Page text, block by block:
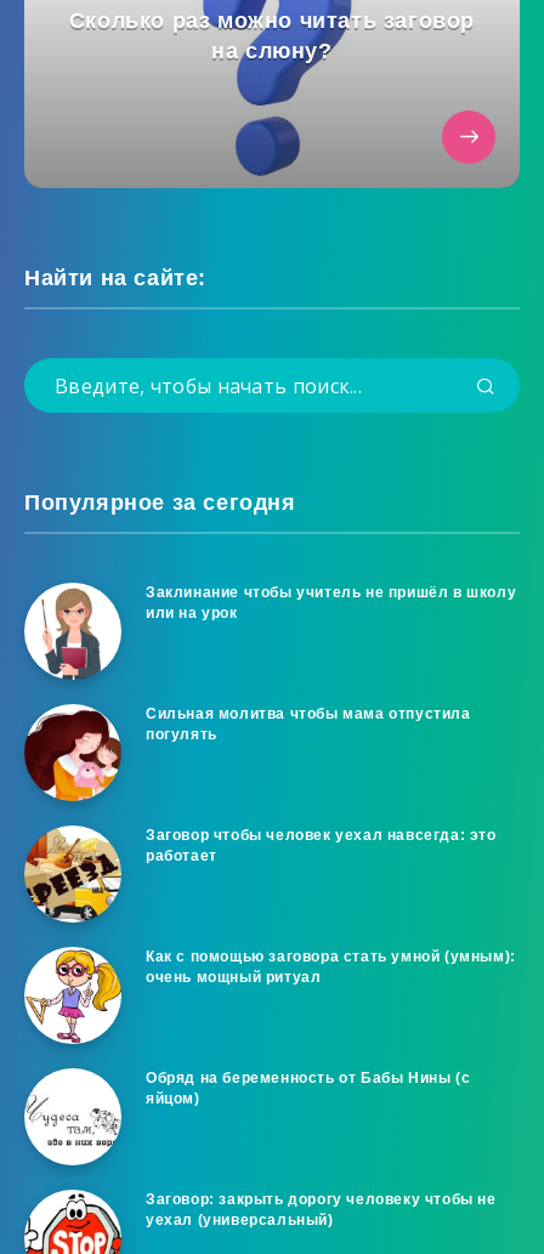
Сколько раз можно читать заговор
на слюну?
Найти на сайте:
Популярное за сегодня
Заклинание чтобы учитель не пришёл в школу
или на урок
Сильная молитва чтобы мама отпустила
погулять
Заговор чтобы человек уехал навсегда: это
работает
Как с помощью заговора стать умной (умным):
очень мощный ритуал
Обряд на беременность от Бабы Нины (с
яйцом)
Заговор: закрыть дорогу человеку чтобы не
уехал (универсальный)